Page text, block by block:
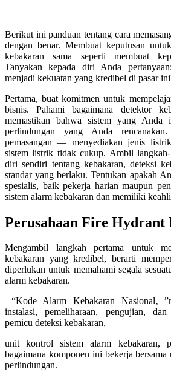
Berikut ini panduan tentang cara
dengan benar. Membuat keputusan
kebakaran sama seperti membuat
Tanyakan kepada diri Anda
menjadi kekuatan yang kredibel di pasar
Pertama, buat komitmen untuk
bisnis. Pahami bagaimana detektor
memastikan bahwa sistem yang Anda
perlindungan yang Anda
pemasangan — menyediakan jenis
sistem listrik tidak cukup. Ambil
diri sendiri tentang kebakaran, deteksi
standar yang berlaku. Tentukan apakah
spesialis, baik pekerja harian maupun
sistem alarm kebakaran dan memiliki
Perusahaan Fire Hydrant
Mengambil langkah pertama untuk
kebakaran yang kredibel, berarti
diperlukan untuk memahami segala
alarm kebakaran.
“Kode Alarm Kebakaran Nasional‚
instalasi, pemeliharaan, pengujian, dan
pemicu deteksi kebakaran,
unit kontrol sistem alarm kebakaran,
bagaimana komponen ini bekerja
perlindungan.